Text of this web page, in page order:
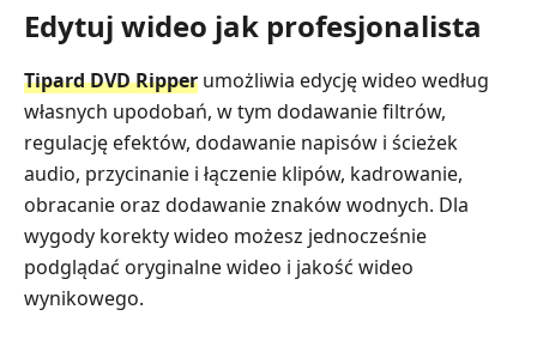
Edytuj wideo jak profesjonalista
Tipard DVD Ripper umożliwia edycję wideo według
własnych upodobań, w tym dodawanie filtrów,
regulację efektów, dodawanie napisów i ścieżek
audio, przycinanie i łączenie klipów, kadrowanie,
obracanie oraz dodawanie znaków wodnych. Dla
wygody korekty wideo możesz jednocześnie
podglądać oryginalne wideo i jakość wideo
wynikowego.